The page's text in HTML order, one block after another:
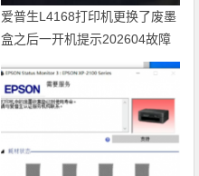
爱普生L4168打印机更换了废墨
盒之后一开机提示202604故障